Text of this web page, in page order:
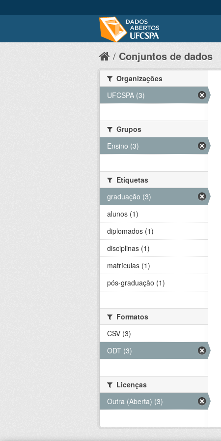
Conjuntos de dados
Organizações
UFCSPA (3)
Grupos
Ensino (3)
Etiquetas
graduação (3)
alunos (1)
diplomados (1)
disciplinas (1)
matrículas (1)
pós-graduação (1)
Formatos
CSV (3)
ODT (3)
Licenças
Outra (Aberta) (3)